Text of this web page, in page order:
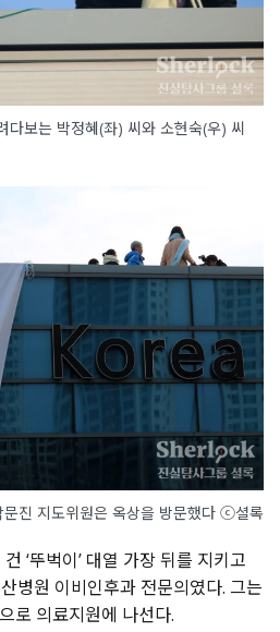
다보는 박정혜(좌) 씨와 소현숙(우) 씨
진 지도위원은 옥상을 방문했다 ⓒ셜록
‘뚜벅이’ 대열 가장 뒤를 지키고
병원 이비인후과 전문의였다. 그는
로 의료지원에 나선다.